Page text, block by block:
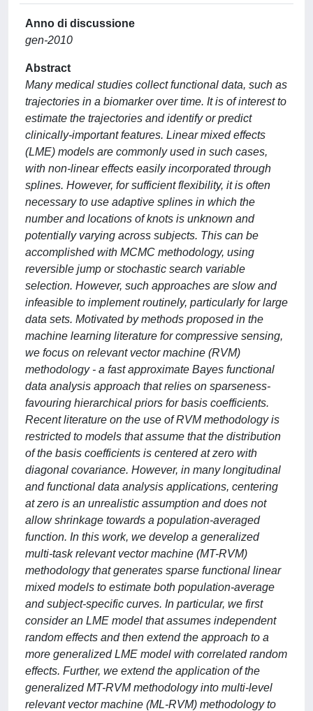
Anno di discussione
gen-2010
Abstract
Many medical studies collect functional data, such as
trajectories in a biomarker over time. It is of interest to
estimate the trajectories and identify or predict
clinically-important features. Linear mixed effects
(LME) models are commonly used in such cases,
with non-linear effects easily incorporated through
splines. However, for sufficient flexibility, it is often
necessary to use adaptive splines in which the
number and locations of knots is unknown and
potentially varying across subjects. This can be
accomplished with MCMC methodology, using
reversible jump or stochastic search variable
selection. However, such approaches are slow and
infeasible to implement routinely, particularly for large
data sets. Motivated by methods proposed in the
machine learning literature for compressive sensing,
we focus on relevant vector machine (RVM)
methodology - a fast approximate Bayes functional
data analysis approach that relies on sparseness-
favouring hierarchical priors for basis coefficients.
Recent literature on the use of RVM methodology is
restricted to models that assume that the distribution
of the basis coefficients is centered at zero with
diagonal covariance. However, in many longitudinal
and functional data analysis applications, centering
at zero is an unrealistic assumption and does not
allow shrinkage towards a population-averaged
function. In this work, we develop a generalized
multi-task relevant vector machine (MT-RVM)
methodology that generates sparse functional linear
mixed models to estimate both population-average
and subject-specific curves. In particular, we first
consider an LME model that assumes independent
random effects and then extend the approach to a
more generalized LME model with correlated random
effects. Further, we extend the application of the
generalized MT-RVM methodology into multi-level
relevant vector machine (ML-RVM) methodology to